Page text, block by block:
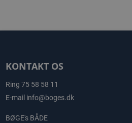
KONTAKT OS
Ring 75 58 58 11
E-mail info@boges.dk
BØGE's BÅDE